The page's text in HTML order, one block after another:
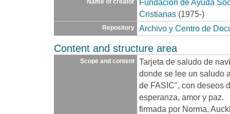
Name of creator
Fundación de Ayuda
Cristianas (1975-)
Repository Archivo y Centro de
Content and structure area
Scope and content
Tarjeta de saludo de
donde se lee un saludo
de FASIC", con deseos
esperanza, amor y paz.
firmada por Norma,